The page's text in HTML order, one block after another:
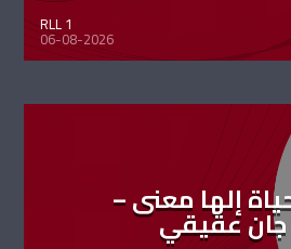
RLL 1
06-08-2026
إلها معنى –
جان عقيقي